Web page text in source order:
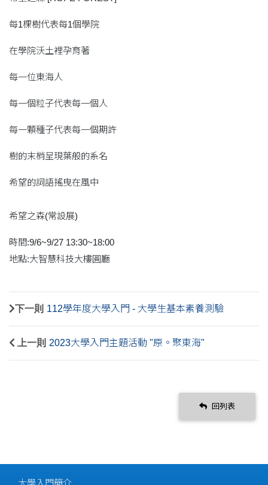
每1棵樹代表每1個學院
在學院沃土裡孕育著
每一位東海人
每一個粒子代表每一個人
每一顆種子代表每一個期許
樹的末梢呈現葉般的系名
希望的詞語搖曳在風中
希望之森(常設展)
時間:9/6~9/27 13:30~18:00
地點:大智慧科技大樓圓廳
下一則 112學年度大學入門 - 大學生基本素養測驗
上一則 2023大學入門主題活動 "原。聚東海"
回列表